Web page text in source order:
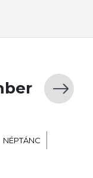
NÉPTÁNC